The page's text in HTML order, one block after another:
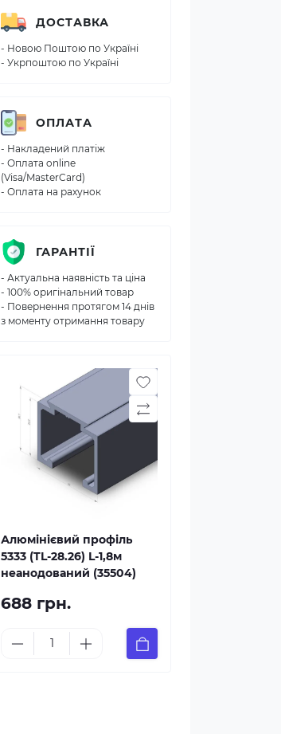
ДОСТАВКА
- Новою Поштою по Україні
- Укрпоштою по Україні
ОПЛАТА
- Накладений платіж
- Оплата online
(Visa/MasterCard)
- Оплата на рахунок
ГАРАНТІЇ
- Актуальна наявність та ціна
- 100% оригінальний товар
- Повернення протягом 14 днів
з моменту отримання товару
Алюмінієвий профіль
5333 (TL-28.26) L-1,8м
неанодований (35504)
688 грн.